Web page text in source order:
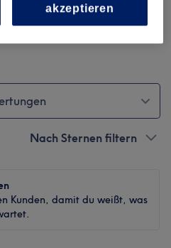
Nach Sternen filtern
Kunden, damit du weißt, was
akzeptieren